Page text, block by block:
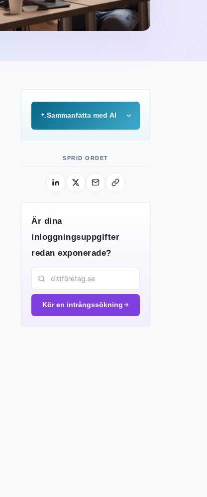
Sammanfatta med AI
SPRID ORDET
Är dina
inloggningsuppgifter
redan exponerade?
Kör en intrångssökning